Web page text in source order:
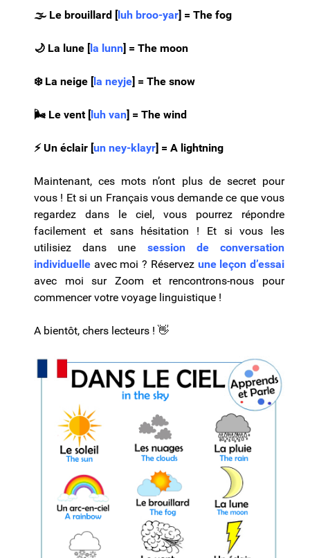
🌫️​ Le brouillard [luh broo-yar] = The fog
🌙 La lune [la lunn] = The moon
❄️ La neige [la neyje] = The snow
🌬️ Le vent [luh van] = The wind
⚡Un éclair [un ney-klayr] = A lightning ​​​​
Maintenant, ces mots n’ont plus de secret pour
vous ! Et si un Français vous demande ce que vous
regardez dans le ciel, vous pourrez répondre
facilement et sans hésitation ! Et si vous les
utilisiez dans une session de conversation
individuelle avec moi ? Réservez une leçon d’essai
avec moi sur Zoom et rencontrons-nous pour
commencer votre voyage linguistique !
A bientôt, chers lecteurs ! 👋​